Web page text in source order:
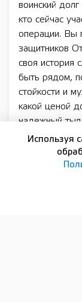
воинский
кто сейчас
операции. Вы
защитников
своя
быть рядом,
стойкости и
какой ценой
надежный
солдат
воинский
страну.
России.
здоровья —
Используя